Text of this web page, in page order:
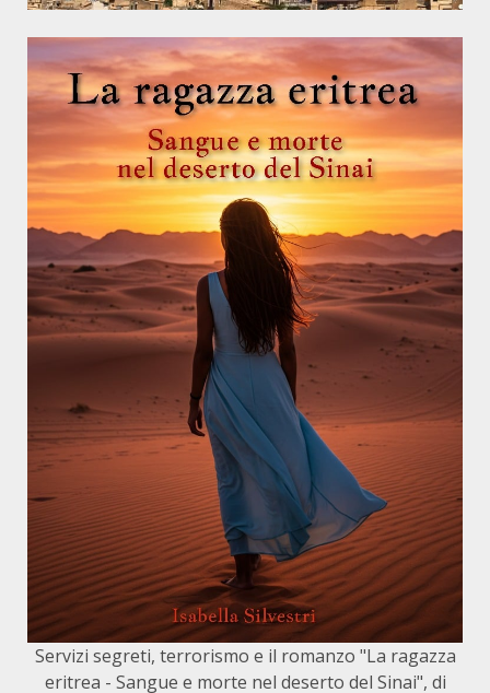
Servizi segreti, terrorismo e il romanzo "La ragazza
eritrea - Sangue e morte nel deserto del Sinai", di